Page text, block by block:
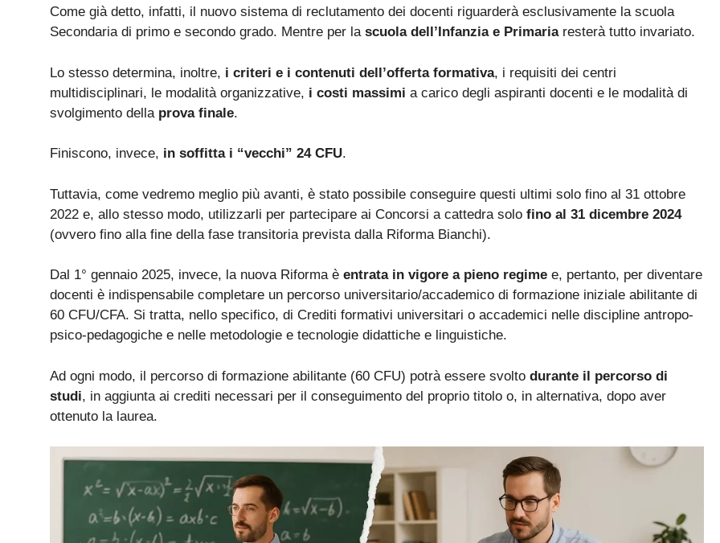
Come già detto, infatti, il nuovo sistema di reclutamento dei docenti riguarderà esclusivamente la scuola
Secondaria di primo e secondo grado. Mentre per la scuola dell’Infanzia e Primariaresterà tutto invariato.
Lo stesso determina, inoltre, i criteri e i contenuti dell’offerta formativa, i requisiti dei centri
multidisciplinari, le modalità organizzative, i costi massimi a carico degli aspiranti docenti e le modalità di
svolgimento della prova finale.
Finiscono, invece, in soffitta i “vecchi” 24 CFU.
Tuttavia, come vedremo meglio più avanti, è stato possibile conseguire questi ultimi solo fino al 31 ottobre
2022 e, allo stesso modo, utilizzarli per partecipare ai Concorsi a cattedra solo fino al 31 dicembre 2024
(ovvero fino alla fine della fase transitoria prevista dalla Riforma Bianchi).
Dal 1° gennaio 2025, invece, la nuova Riforma è entrata in vigore a pieno regime e, pertanto, per diventare
docenti è indispensabile completare un percorso universitario/accademico di formazione iniziale abilitante di
60 CFU/CFA. Si tratta, nello specifico, di Crediti formativi universitari o accademici nelle discipline antropo-
psico-pedagogiche e nelle metodologie e tecnologie didattiche e linguistiche.
Ad ogni modo, il percorso di formazione abilitante (60 CFU) potrà essere svolto durante il percorso di
studi, in aggiunta ai crediti necessari per il conseguimento del proprio titolo o, in alternativa, dopo aver
ottenuto la laurea.